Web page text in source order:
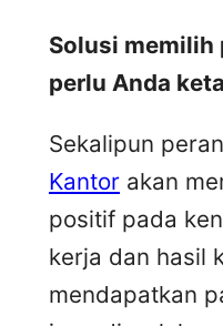
Solusi
perlu Anda
Sekalipun
Kantor akan
positif pada
kerja dan hasil
mendapatkan